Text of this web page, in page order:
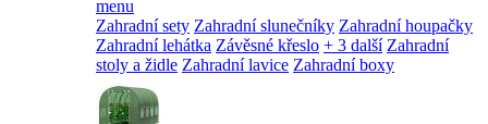
menu
Zahradní sety Zahradní slunečníky Zahradní houpačky
Zahradní lehátka Závěsné křeslo + 3 další Zahradní
stoly a židle Zahradní lavice Zahradní boxy